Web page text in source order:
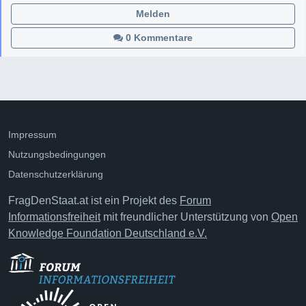
0 Kommentare
Melden
Impressum
Nutzungsbedingungen
Datenschutzerklärung
FragDenStaat.at ist ein Projekt des Forum
Informationsfreiheitmit freundlicher Unterstützung von Open
Knowledge Foundation Deutschland e.V.